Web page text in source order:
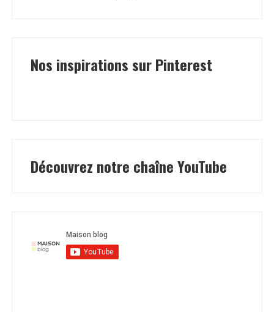
Nos inspirations sur Pinterest
Découvrez notre chaîne YouTube